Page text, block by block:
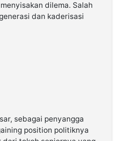
dilema. Salah
dan kaderisasi
sebagai penyangga
position politiknya